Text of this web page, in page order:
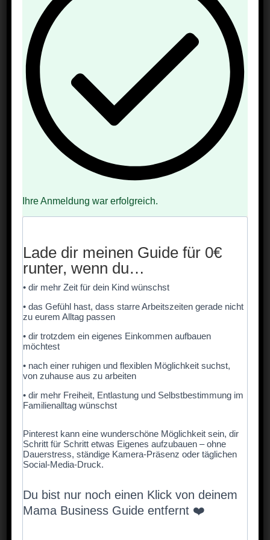
Hier findest du
111 gesunde Kindergerichte für den
Sommer
heiße Tage
Kita & Schule
Picknick im Park
Grillabende
Ferien zu Hause
Kindergeburtstage im Garten
Los geht’s 🌿
Bunte Reispfanne mit Gemüse
Mini-Gemüse-Frittata
Ofengemüse mit Kräuter-Dip
Süßkartoffel-Wedges aus dem Ofen
Ihre Anmeldung war erfolgreich.
Lade dir meinen Guide für 0€
runter, wenn du…
• dir mehr Zeit für dein Kind wünschst
• das Gefühl hast, dass starre Arbeitszeiten gerade nicht
zu eurem Alltag passen
• dir trotzdem ein eigenes Einkommen aufbauen
möchtest
• nach einer ruhigen und flexiblen Möglichkeit suchst,
von zuhause aus zu arbeiten
• dir mehr Freiheit, Entlastung und Selbstbestimmung im
Familienalltag wünschst
Pinterest kann eine wunderschöne Möglichkeit sein, dir
Schritt für Schritt etwas Eigenes aufzubauen – ohne
Dauerstress, ständige Kamera-Präsenz oder täglichen
Social-Media-Druck.
Du bist nur noch einen Klick von deinem
Mama Business Guide entfernt ❤️